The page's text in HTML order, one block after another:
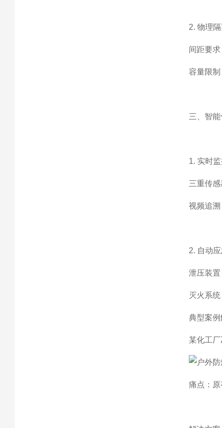
2. 物理
间距要
容量限
三、智
1. 实时
三重传
视频追
2. 自动
泄压装
灭火系
典型案
某化工
痛点：